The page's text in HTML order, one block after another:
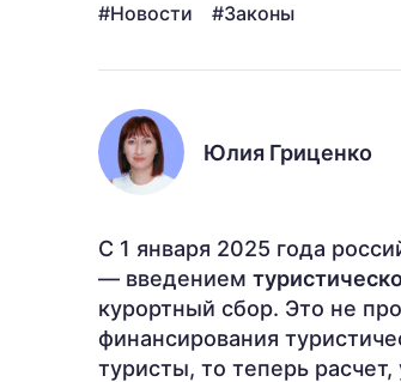
Новости Законы
Юлия Гриценко
С 1 января 2025 года
— введением
курортный сбор. Это не
финансирования
туристы, то теперь